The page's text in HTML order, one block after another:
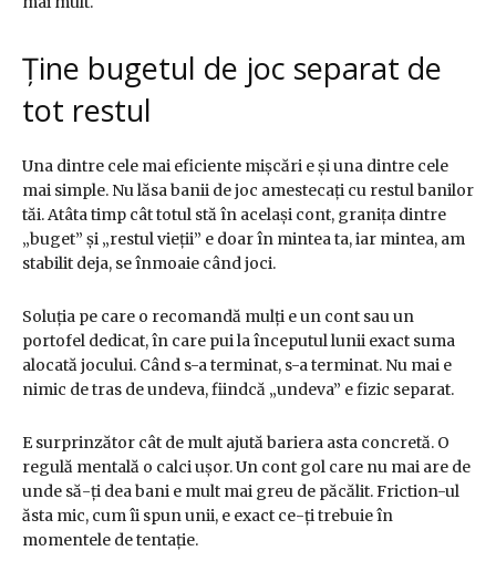
Ține bugetul de joc separat de
tot restul
Una dintre cele mai eficiente mișcări e și una dintre cele
mai simple. Nu lăsa banii de joc amestecați cu restul banilor
tăi. Atâta timp cât totul stă în același cont, granița dintre
„buget” și „restul vieții” e doar în mintea ta, iar mintea, am
stabilit deja, se înmoaie când joci.
Soluția pe care o recomandă mulți e un cont sau un
portofel dedicat, în care pui la începutul lunii exact suma
alocată jocului. Când s-a terminat, s-a terminat. Nu mai e
nimic de tras de undeva, fiindcă „undeva” e fizic separat.
E surprinzător cât de mult ajută bariera asta concretă. O
regulă mentală o calci ușor. Un cont gol care nu mai are de
unde să-ți dea bani e mult mai greu de păcălit. Friction-ul
ăsta mic, cum îi spun unii, e exact ce-ți trebuie în
momentele de tentație.